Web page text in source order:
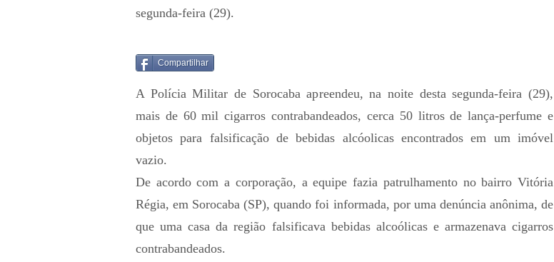
segunda-feira (29).
Compartilhar
A Polícia Militar de Sorocaba apreendeu, na noite desta segunda-feira (29),
mais de 60 mil cigarros contrabandeados, cerca 50 litros de lança-perfume e
objetos para falsificação de bebidas alcóolicas encontrados em um imóvel
vazio.
De acordo com a corporação, a equipe fazia patrulhamento no bairro Vitória
Régia, em Sorocaba (SP), quando foi informada, por uma denúncia anônima, de
que uma casa da região falsificava bebidas alcoólicas e armazenava cigarros
contrabandeados.